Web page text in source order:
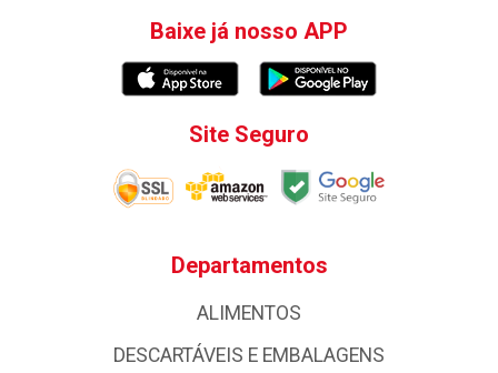
Baixe já nosso APP
Site Seguro
Departamentos
ALIMENTOS
DESCARTÁVEIS E EMBALAGENS